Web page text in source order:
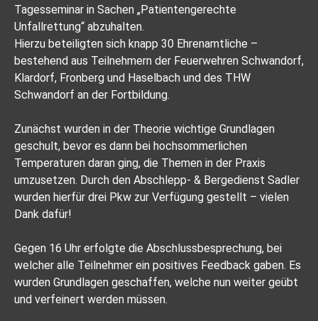
Tagesseminar in Sachen „Patientengerechte
Unfallrettung“ abzuhalten.
Hierzu beteiligten sich knapp 30 Ehrenamtliche –
bestehend aus Teilnehmern der Feuerwehren Schwandorf,
Klardorf, Fronberg und Haselbach und des THW
Schwandorf an der Fortbildung.
Zunächst wurden in der Theorie wichtige Grundlagen
geschult, bevor es dann bei hochsommerlichen
Temperaturen daran ging, die Themen in der Praxis
umzusetzen. Durch den Abschlepp- & Bergedienst Sadler
wurden hierfür drei Pkw zur Verfügung gestellt – vielen
Dank dafür!
Gegen 16 Uhr erfolgte die Abschlussbesprechung, bei
welcher alle Teilnehmer ein positives Feedback gaben. Es
wurden Grundlagen geschaffen, welche nun weiter geübt
und verfeinert werden müssen.